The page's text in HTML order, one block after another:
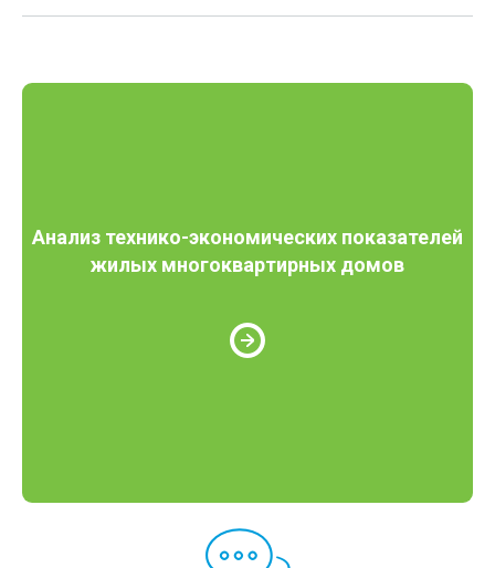
Анализ технико-экономических показателей
жилых многоквартирных домов